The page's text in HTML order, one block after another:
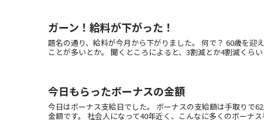
ガーン！給料が下がった！
題名の通り、給料が今月から下がりました。 何で？ 60歳を迎
ことが多いとか。 聞くところによると、3割減とか4割減くら
今日もらったボーナスの金額
今日はボーナス支給日でした。 ボーナスの支給額は手取りで
金額です。 社会人になって40年近く、こんなに多くのボーナ